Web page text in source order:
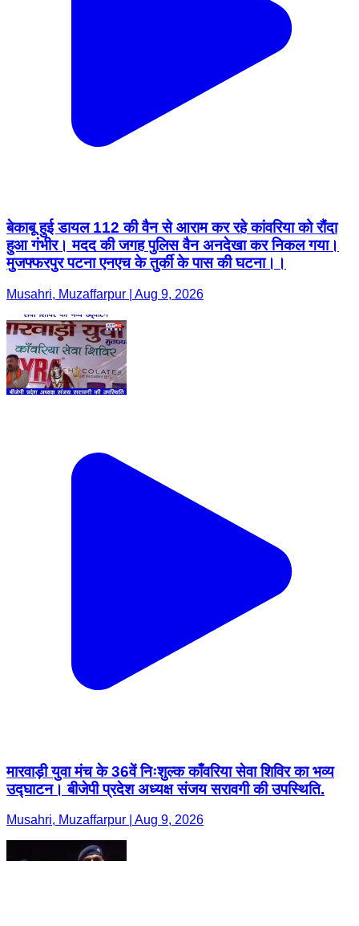
बेकाबू हुई डायल 112 की वैन से आराम कर रहे कांवरिया को रौंदा
हुआ गंभीर। मदद की जगह पुलिस वैन अनदेखा कर निकल गया।
मुजफ्फरपुर पटना एनएच के तुर्की के पास की घटना।।
Musahri, Muzaffarpur | Aug 9, 2026
मारवाड़ी युवा मंच के 36वें निःशुल्क काँवरिया सेवा शिविर का भव्य
उद्घाटन। बीजेपी प्रदेश अध्यक्ष संजय सरावगी की उपस्थिति.
Musahri, Muzaffarpur | Aug 9, 2026